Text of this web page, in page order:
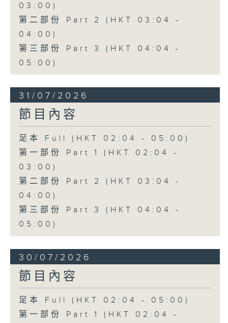
03:00)
第二部份 Part 2 (HKT 03:04 -
04:00)
第三部份 Part 3 (HKT 04:04 -
05:00)
31/07/2026
節目內容
足本 Full (HKT 02:04 - 05:00)
第一部份 Part 1 (HKT 02:04 -
03:00)
第二部份 Part 2 (HKT 03:04 -
04:00)
第三部份 Part 3 (HKT 04:04 -
05:00)
30/07/2026
節目內容
足本 Full (HKT 02:04 - 05:00)
第一部份 Part 1 (HKT 02:04 -